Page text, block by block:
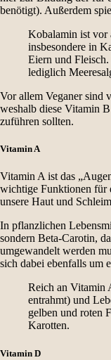
benötigt). Außerdem
Kobalamin ist vor
insbesondere in
Eiern und
lediglich
Vor allem Veganer sind
weshalb diese Vitamin
zuführen sollten.
Vitamin A
Vitamin A ist das
wichtige Funktionen für
unsere Haut und
In pflanzlichen
sondern Beta-Carotin,
umgewandelt werden
sich dabei ebenfalls um
Reich an Vitamin
entrahmt) und
gelben und roten
Karotten.
Vitamin D